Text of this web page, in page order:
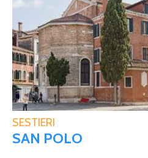
SESTIERI
SAN POLO